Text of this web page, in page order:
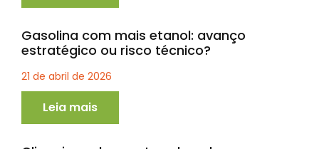
Gasolina com mais etanol: avanço
estratégico ou risco técnico?
21 de abril de 2026
Leia mais